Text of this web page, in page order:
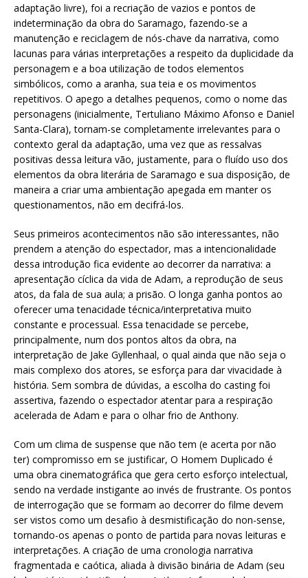
adaptação livre), foi a recriação de vazios e pontos de
indeterminação da obra do Saramago, fazendo-se a
manutenção e reciclagem de nós-chave da narrativa, como
lacunas para várias interpretações a respeito da duplicidade da
personagem e a boa utilização de todos elementos
simbólicos, como a aranha, sua teia e os movimentos
repetitivos. O apego a detalhes pequenos, como o nome das
personagens (inicialmente, Tertuliano Máximo Afonso e Daniel
Santa-Clara), tornam-se completamente irrelevantes para o
contexto geral da adaptação, uma vez que as ressalvas
positivas dessa leitura vão, justamente, para o fluído uso dos
elementos da obra literária de Saramago e sua disposição, de
maneira a criar uma ambientação apegada em manter os
questionamentos, não em decifrá-los.
Seus primeiros acontecimentos não são interessantes, não
prendem a atenção do espectador, mas a intencionalidade
dessa introdução fica evidente ao decorrer da narrativa: a
apresentação cíclica da vida de Adam, a reprodução de seus
atos, da fala de sua aula; a prisão. O longa ganha pontos ao
oferecer uma tenacidade técnica/interpretativa muito
constante e processual. Essa tenacidade se percebe,
principalmente, num dos pontos altos da obra, na
interpretação de Jake Gyllenhaal, o qual ainda que não seja o
mais complexo dos atores, se esforça para dar vivacidade à
história. Sem sombra de dúvidas, a escolha do casting foi
assertiva, fazendo o espectador atentar para a respiração
acelerada de Adam e para o olhar frio de Anthony.
Com um clima de suspense que não tem (e acerta por não
ter) compromisso em se justificar, O Homem Duplicado é
uma obra cinematográfica que gera certo esforço intelectual,
sendo na verdade instigante ao invés de frustrante. Os pontos
de interrogação que se formam ao decorrer do filme devem
ser vistos como um desafio à desmistificação do non-sense,
tornando-os apenas o ponto de partida para novas leituras e
interpretações. A criação de uma cronologia narrativa
fragmentada e caótica, aliada à divisão binária de Adam (seu